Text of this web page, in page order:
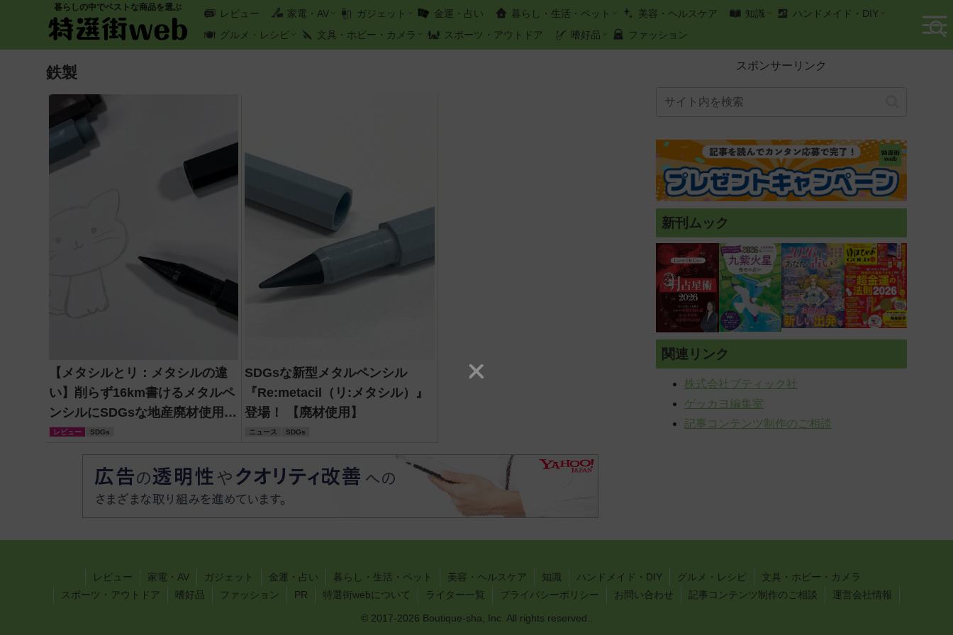
暮らしの中でベストな商品を選ぶ
レビュー 家電・AV ガジェット 金運・占い 暮らし・生活・ペット 美容・ヘルスケア 知識
ハンドメイド・DIY
グルメ・レシピ
文具・ホビー・カメラ スポーツ・アウトドア 嗜好品 ファッション
鉄製
【メタシルとリ：メタシルの違
い】削らず16km書けるメタルペ
ンシルにSDGsな地産廃材使用の
新作。 違いは他にも！
レビュー SDGs
SDGsな新型メタルペンシル
『Re:metacil（リ:メタシル）』
登場！ 【廃材使用】
ニュース SDGs
スポンサーリンク
新刊ムック
関連リンク
株式会社ブティック社
ゲッカヨ編集室
記事コンテンツ制作のご相談
レビュー 家電・AV ガジェット 金運・占い 暮らし・生活・ペット 美容・ヘルスケア 知識 ハンドメイド・DIY グルメ・レシピ
文具・ホビー・カメラ
スポーツ・アウトドア
嗜好品 ファッション PR 特選街webについて ライター一覧 プライバシーポリシー お問い合わせ 記事コンテンツ制作のご相談 運営会社情報
© 2017-2026 Boutique-sha, Inc. All rights reserved..